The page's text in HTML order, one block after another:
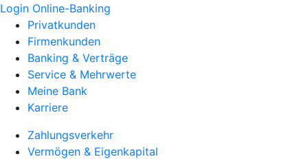
Login Online-Banking
Privatkunden
Firmenkunden
Banking & Verträge
Service & Mehrwerte
Meine Bank
Karriere
Zahlungsverkehr
Vermögen & Eigenkapital